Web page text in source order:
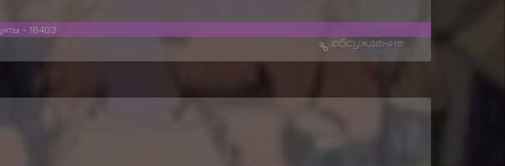
- 16403
обсуждение